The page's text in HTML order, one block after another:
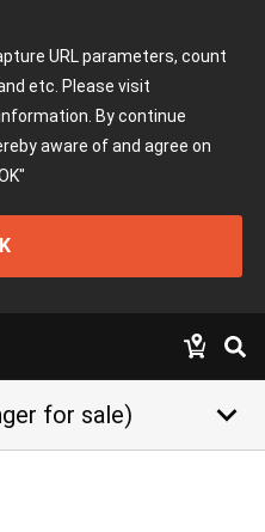
URL parameters, count
etc. Please visit
By continue
aware of and agree on
for sale) keyboard_arrow_down